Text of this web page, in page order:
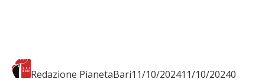
Redazione PianetaBari11/10/202411/10/20240